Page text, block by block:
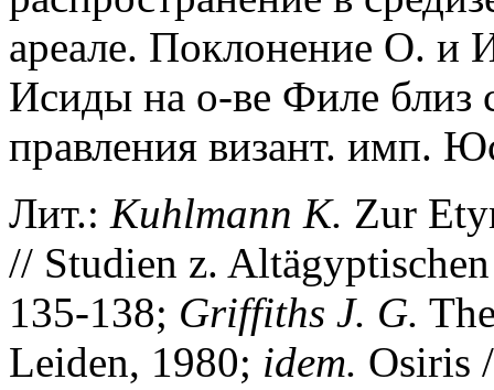
ареале. Поклонение О. и
Исиды на о-ве Филе близ
правления визант. имп.
Лит.: Kuhlmann K. Zur
// Studien z.
135-138; Griffiths J. G.
Leiden, 1980; idem. Osiris